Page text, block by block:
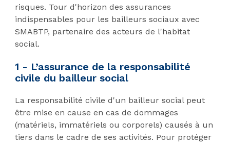
risques. Tour d'horizon des assurances
indispensables pour les bailleurs sociaux avec
SMABTP, partenaire des acteurs de l'habitat
social.
1 - L’assurance de la responsabilité
civile du bailleur social
La responsabilité civile d'un bailleur social peut
être mise en cause en cas de dommages
(matériels, immatériels ou corporels) causés à un
tiers dans le cadre de ses activités. Pour protéger